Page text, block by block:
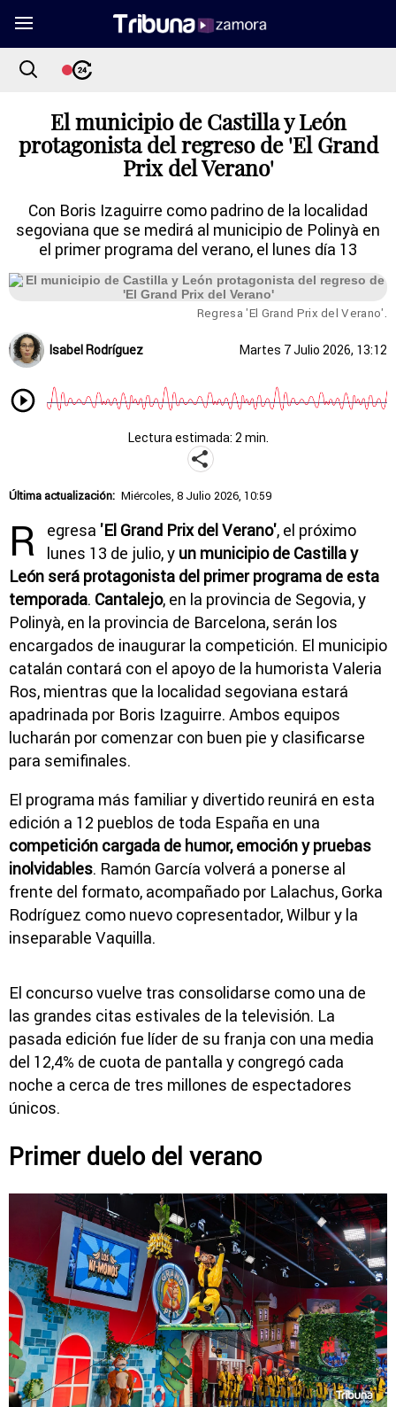
El municipio de Castilla y León
protagonista del regreso de 'El Grand
Prix del Verano'
Con Boris Izaguirre como padrino de la localidad
segoviana que se medirá al municipio de Polinyà en
el primer programa del verano, el lunes día 13
Regresa 'El Grand Prix del Verano'.
Isabel Rodríguez Martes 7 Julio 2026, 13:12
Lectura estimada: 2 min.
Última actualización: Miércoles, 8 Julio 2026, 10:59
R egresa 'El Grand Prix del Verano', el próximo
lunes 13 de julio, y un municipio de Castilla y
León será protagonista del primer programa de esta
temporada. Cantalejo, en la provincia de Segovia, y
Polinyà, en la provincia de Barcelona, serán los
encargados de inaugurar la competición. El municipio
catalán contará con el apoyo de la humorista Valeria
Ros, mientras que la localidad segoviana estará
apadrinada por Boris Izaguirre. Ambos equipos
lucharán por comenzar con buen pie y clasificarse
para semifinales.
El programa más familiar y divertido reunirá en esta
edición a 12 pueblos de toda España en una
competición cargada de humor, emoción y pruebas
inolvidables. Ramón García volverá a ponerse al
frente del formato, acompañado por Lalachus, Gorka
Rodríguez como nuevo copresentador,Wilbury la
inseparable Vaquilla.
El concurso vuelve tras consolidarse como una de
las grandes citas estivales de la televisión. La
pasada edición fue líder de su franja con una media
del 12,4% de cuota de pantalla y congregó cada
noche a cerca de tres millones de espectadores
únicos.
Primer duelo del verano